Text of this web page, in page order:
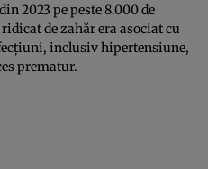
2023 pe peste 8.000 de
de zahăr era asociat cu
inclusiv hipertensiune,
prematur.